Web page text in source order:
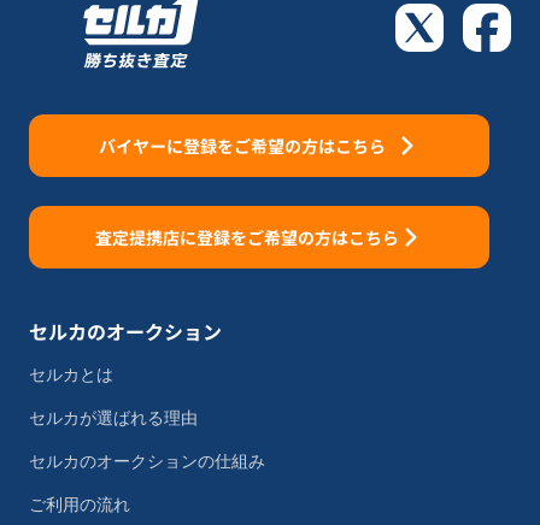
バイヤーに登録をご希望の方はこちら
査定提携店に登録をご希望の方はこちら
セルカのオークション
セルカとは
セルカが選ばれる理由
セルカのオークションの仕組み
ご利用の流れ